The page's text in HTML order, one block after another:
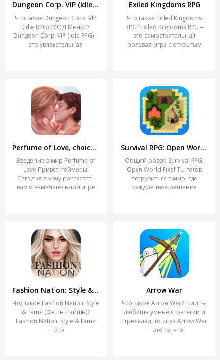
Dungeon Corp. VIP (Idle RPG)
Что такое Dungeon Corp. VIP
(Idle RPG) [МОД Меню]?
Dungeon Corp. VIP (Idle RPG) –
это увлекательная
Exiled Kingdoms RPG
Что такое Exiled Kingdoms
RPG? Exiled Kingdoms RPG –
это самостоятельная
ролевая игра с открытым
Perfume of Love, choice story
Введение в мир Perfume of
Love Привет, геймеры!
Сегодня я хочу рассказать
вам о замечательной игре
Survival RPG: Open World Pixel
Общий обзор Survival RPG:
Open World Pixel Ты готов
погрузиться в мир, где
каждое твое решение
Fashion Nation: Style & Fame
Что такое Fashion Nation: Style
& Fame (Фэшн Нэйшн)?
Fashion Nation: Style & Fame
— это
Arrow War
Что такое Arrow War? Если ты
любишь умные стратегии и
стрелялки, то игра Arrow War
— это то, что